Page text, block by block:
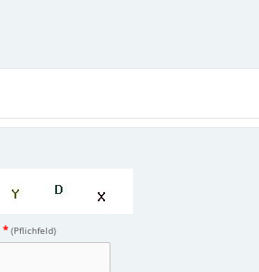
* (Pflichfeld)